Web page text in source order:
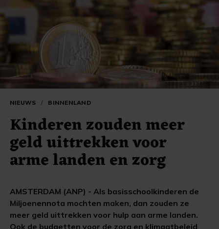
NIEUWS / BINNENLAND
Kinderen zouden meer
geld uittrekken voor
arme landen en zorg
AMSTERDAM (ANP) - Als basisschoolkinderen de
Miljoenennota mochten maken, dan zouden ze
meer geld uittrekken voor hulp aan arme landen.
Ook de budgetten voor de zorg en klimaatbeleid